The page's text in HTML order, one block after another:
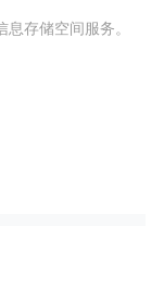
存储空间服务。